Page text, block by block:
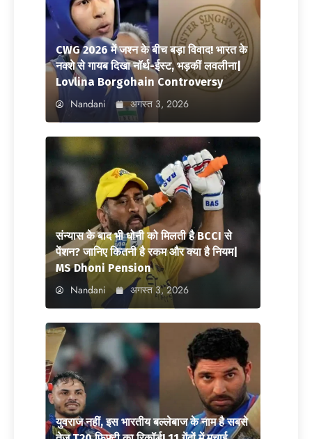
CWG 2026 में जश्न के बीच बड़ा विवाद! भारत के
नक्शे से गायब दिखा नॉर्थ-ईस्ट, भड़कीं लवलीना|
Lovlina Borgohain Controversy
Nandani अगस्त 3, 2026
संन्यास के बाद भी धोनी को मिलती है BCCI से
पेंशन? जानिए कितनी है रकम और क्या है नियम|
MS Dhoni Pension
Nandani अगस्त 3, 2026
युवराज नहीं, इस भारतीय बल्लेबाज के नाम है सबसे